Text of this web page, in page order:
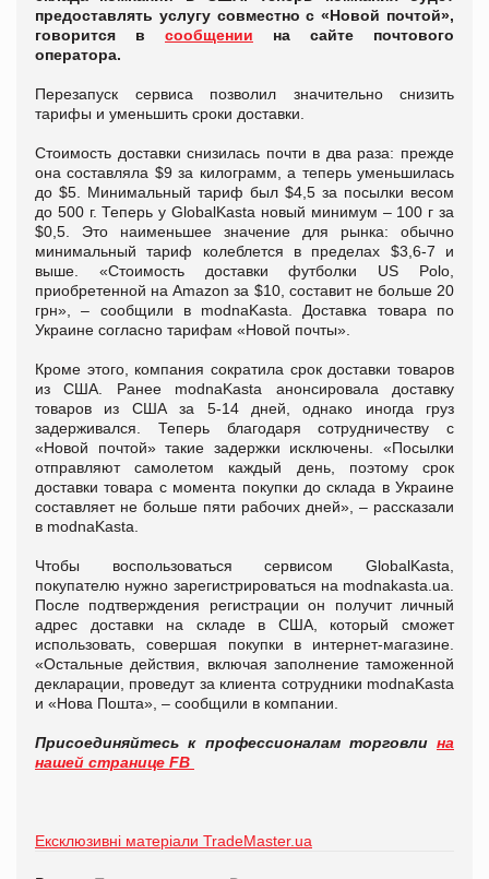
предоставлять услугу совместно с «Новой почтой»,
говорится в сообщении на сайте почтового
оператора.
Перезапуск сервиса позволил значительно снизить
тарифы и уменьшить сроки доставки.
Стоимость доставки снизилась почти в два раза: прежде
она составляла $9 за килограмм, а теперь уменьшилась
до $5. Минимальный тариф был $4,5 за посылки весом
до 500 г. Теперь у GlobalKasta новый минимум – 100 г за
$0,5. Это наименьшее значение для рынка: обычно
минимальный тариф колеблется в пределах $3,6-7 и
выше. «Стоимость доставки футболки US Polo,
приобретенной на Amazon за $10, составит не больше 20
грн», – сообщили в modnaKasta. Доставка товара по
Украине согласно тарифам «Новой почты».
Кроме этого, компания сократила срок доставки товаров
из США. Ранее modnaKasta анонсировала доставку
товаров из США за 5-14 дней, однако иногда груз
задерживался. Теперь благодаря сотрудничеству с
«Новой почтой» такие задержки исключены. «Посылки
отправляют самолетом каждый день, поэтому срок
доставки товара с момента покупки до склада в Украине
составляет не больше пяти рабочих дней», – рассказали
в modnaKasta.
Чтобы воспользоваться сервисом GlobalKasta,
покупателю нужно зарегистрироваться на modnakasta.ua.
После подтверждения регистрации он получит личный
адрес доставки на складе в США, который сможет
использовать, совершая покупки в интернет-магазине.
«Остальные действия, включая заполнение таможенной
декларации, проведут за клиента сотрудники modnaKasta
и «Нова Пошта», – сообщили в компании.
Присоединяйтесь к профессионалам торговли на
нашей странице FB
Ексклюзивні матеріали TradeMaster.ua